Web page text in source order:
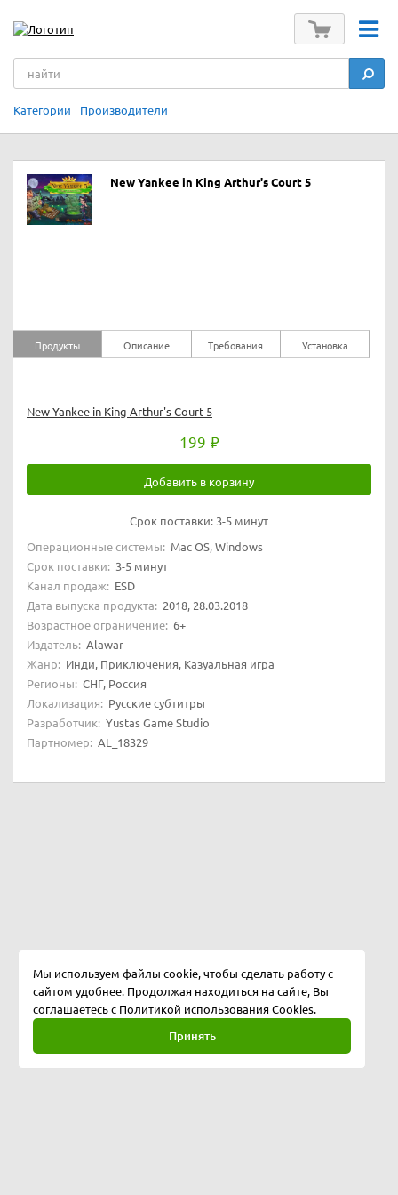
Категории Производители
New Yankee in King Arthur's Court 5
Продукты Описание Требования Установка
New Yankee in King Arthur's Court 5
199
Добавить в корзину
Срок поставки: 3-5 минут
Операционные системы: Mac OS, Windows
Срок поставки: 3-5 минут
Канал продаж: ESD
Дата выпуска продукта: 2018, 28.03.2018
Возрастное ограничение: 6+
Издатель: Alawar
Жанр: Инди, Приключения, Казуальная игра
Регионы: СНГ, Россия
Локализация: Русские субтитры
Разработчик: Yustas Game Studio
Партномер: AL_18329
Мы используем файлы cookie, чтобы сделать работу с
сайтом удобнее. Продолжая находиться на сайте, Вы
соглашаетесь с Политикой использования Cookies.
Принять